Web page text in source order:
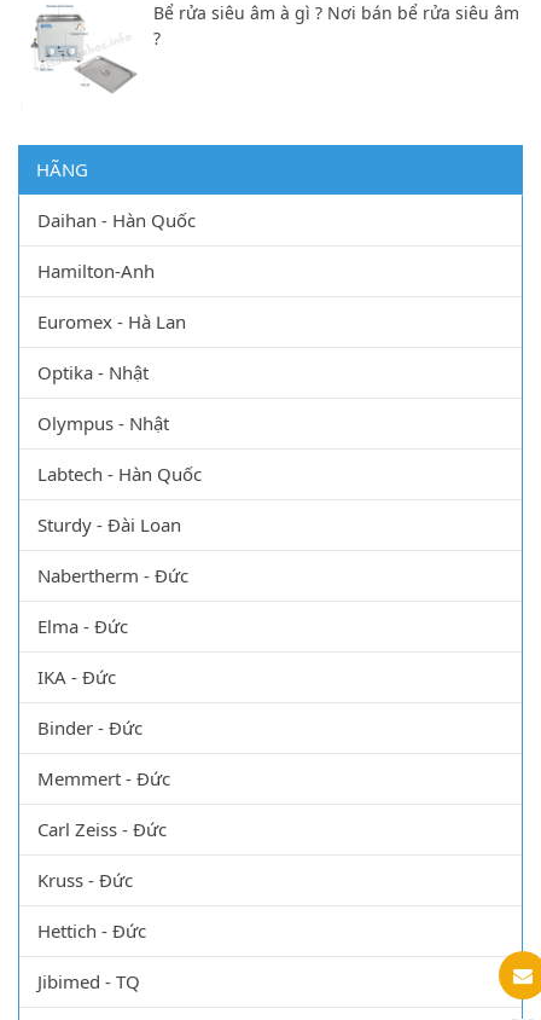
Bể rửa siêu âm à gì ? Nơi bán bể rửa siêu âm
?
HÃNG
Daihan - Hàn Quốc
Hamilton-Anh
Euromex - Hà Lan
Optika - Nhật
Olympus - Nhật
Labtech - Hàn Quốc
Sturdy - Đài Loan
Nabertherm - Đức
Elma - Đức
IKA - Đức
Binder - Đức
Memmert - Đức
Carl Zeiss - Đức
Kruss - Đức
Hettich - Đức
Jibimed - TQ